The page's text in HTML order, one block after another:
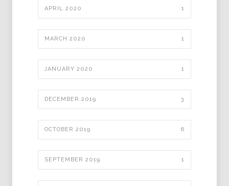
APRIL 2020 1
MARCH 2020 1
JANUARY 2020 1
DECEMBER 2019 3
OCTOBER 2019 6
SEPTEMBER 2019 1